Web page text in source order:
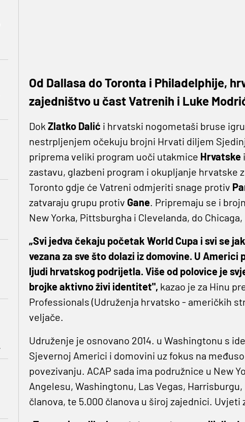
Od Dallasa do Toronta i Philadelphije,
zajedništvo u čast Vatrenih i Luke
Dok Zlatko Dalić i hrvatski nogometaši bruse
nestrpljenjem očekuju brojni Hrvati diljem
priprema veliki program uoči utakmice Hrvatske
zastavu, glazbeni program i okupljanje hrvatske
Toronto gdje će Vatreni odmjeriti snage protiv
zatvaraju grupu protiv Gane. Pripremaju se i
New Yorka, Pittsburgha i Clevelanda, do
„Svi jedva čekaju početak World Cupa i svi se
vezana za sve što dolazi iz domovine. U
ljudi hrvatskog podrijetla. Više od polovice je
brojke aktivno živi identitet", kazao je za Hinu
Professionals (Udruženja hrvatsko - američkih
veljače.
Udruženje je osnovano 2014. u Washingtonu s
Sjevernoj Americi i domovini uz fokus na
povezivanju. ACAP sada ima podružnice u New
Angelesu, Washingtonu, Las Vegas,
članova, te 5.000 članova u široj zajednici.